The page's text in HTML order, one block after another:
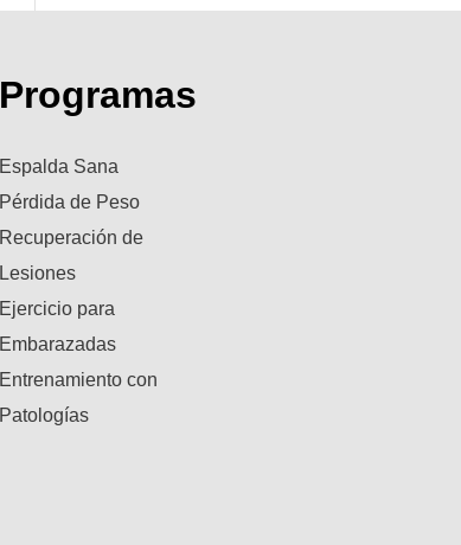
Programas
Espalda Sana
Pérdida de Peso
Recuperación de
Lesiones
Ejercicio para
Embarazadas
Entrenamiento con
Patologías